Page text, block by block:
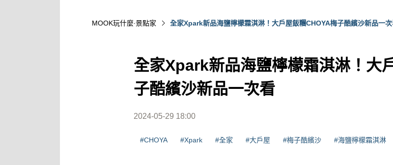
MOOK玩什麼‧景點家 全家Xpark新品海鹽檸檬霜淇淋！大戶屋飯糰CHOYA梅子酷繽沙新品一
全家Xpark新品海鹽檸檬霜淇淋！大
子酷繽沙新品一次看
2024-05-29 18:00
#CHOYA #Xpark #全家 #大戶屋 #梅子酷繽沙 #海鹽檸檬霜淇淋